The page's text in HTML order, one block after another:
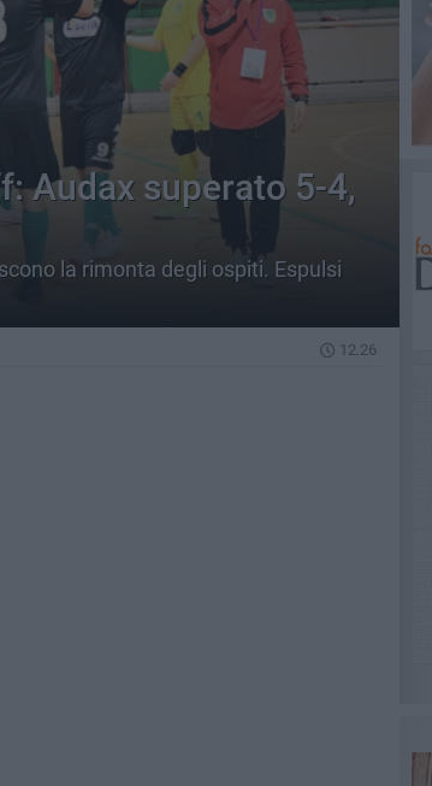
Audax superato 5-4,
la rimonta degli ospiti. Espulsi
12.26